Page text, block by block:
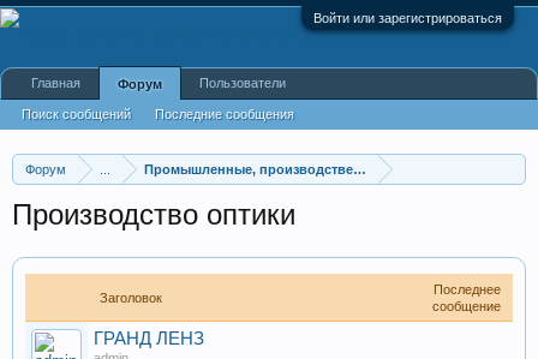
Войти или зарегистрироваться
Форум Промышленные, производственные и перерабатывающие
Производство оптики
Заголовок
Последнее
сообщение
ГРАНД ЛЕНЗ
Главная Форум
Поиск сообщений Последние сообщения
Пользователи